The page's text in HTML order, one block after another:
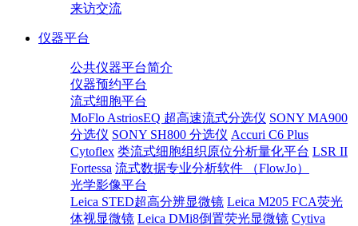
来访交流
仪器平台
公共仪器平台简介
仪器预约平台
流式细胞平台
MoFlo AstriosEQ 超高速流式分选仪 SONY MA900
分选仪 SONY SH800 分选仪 Accuri C6 Plus
Cytoflex 类流式细胞组织原位分析量化平台 LSR II
Fortessa 流式数据专业分析软件 （FlowJo）
光学影像平台
Leica STED超高分辨显微镜 Leica M205 FCA荧光
体视显微镜 Leica DMi8倒置荧光显微镜 Cytiva